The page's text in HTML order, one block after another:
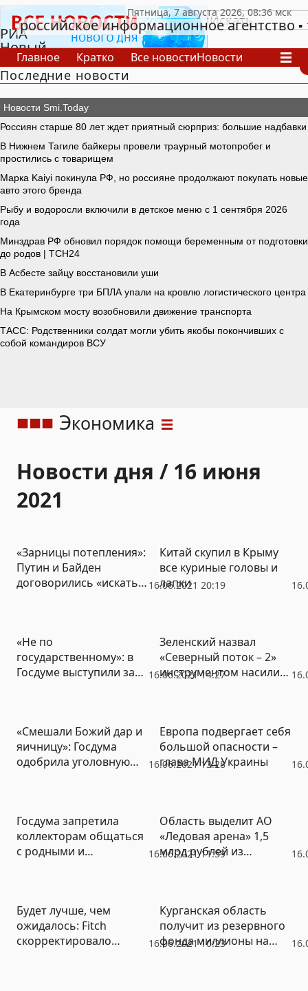
РИА
Новый
День
российское информационное агентство
Главное Кратко Все новостиНовости
В России
В мире
СпецпроектыПроекты Архив
Последние новости
Экономика
Новости дня / 16 июня
2021
16.06.2021 20:19
«Зарницы потепления»:
Путин и Байден
договорились «искать
Китай скупил в Крыму
все куриные головы и
лапки
16.06.2021 14:27
«Не по
государственному»: в
Госдуме выступили за
Зеленский назвал
«Северный поток – 2»
инструментом насилия
16.06.2021 13:28
«Смешали Божий дар и
яичницу»: Госдума
одобрила уголовную
Европа подвергает себя
большой опасности –
глава МИД Украины
16.06.2021 11:59
Госдума запретила
коллекторам общаться
с родными и
Область выделит АО
«Ледовая арена» 1,5
млрд рублей из
16.06.2021 10:23
Будет лучше, чем
ожидалось: Fitch
скорректировало
Курганская область
получит из резервного
фонда миллионы на